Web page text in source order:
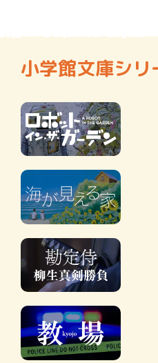
小学館文庫シリ